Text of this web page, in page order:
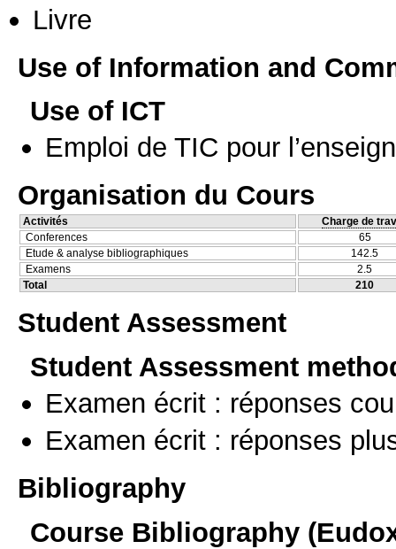
Livre
Use of Information and
Use of ICT
Emploi de TIC pour
Organisation du Cours
Activités
Charge de
Conferences
65
Etude & analyse bibliographiques
142.5
Examens
2.5
Total
210
Student Assessment
Student Assessment
Examen écrit : réponses
Examen écrit : réponses
Bibliography
Course Bibliography